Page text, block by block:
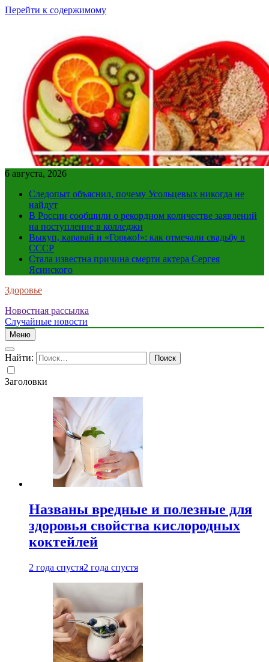
Перейти к содержимому
6 августа, 2026
Следопыт объяснил, почему Усольцевых никогда не
найдут
В России сообщили о рекордном количестве заявлений
на поступление в колледжи
Выкуп, каравай и «Горько!»: как отмечали свадьбу в
СССР
Стала известна причина смерти актера Сергея
Ясинского
Здоровье
Новостная рассылка
Случайные новости
Меню
Найти:
Заголовки
Названы вредные и полезные для
здоровья свойства кислородных
коктейлей
2 года спустя2 года спустя